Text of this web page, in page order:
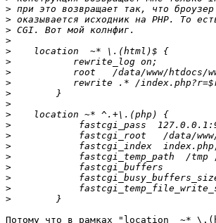
>
>
>
>
>
>
>
>
>
>
>
>
>
>
>
>
>
>
>
Потому что в рамках "location  ~*